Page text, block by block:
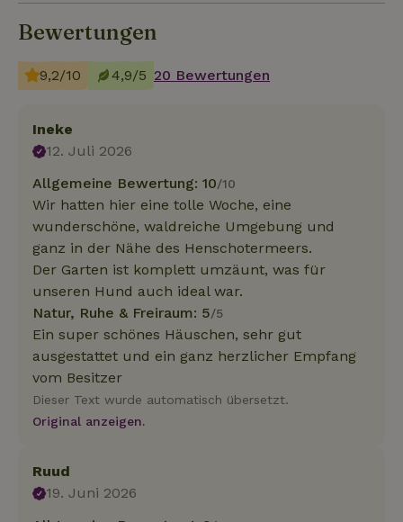
Bewertungen
9,2/10 4,9/5 20 Bewertungen
Ineke
12. Juli 2026
Allgemeine Bewertung: 10/10
Wir hatten hier eine tolle Woche, eine
wunderschöne, waldreiche Umgebung und
ganz in der Nähe des Henschotermeers.
Der Garten ist komplett umzäunt, was für
unseren Hund auch ideal war.
Natur, Ruhe & Freiraum: 5/5
Ein super schönes Häuschen, sehr gut
ausgestattet und ein ganz herzlicher Empfang
vom Besitzer
Dieser Text wurde automatisch übersetzt.
Original anzeigen.
Ruud
19. Juni 2026